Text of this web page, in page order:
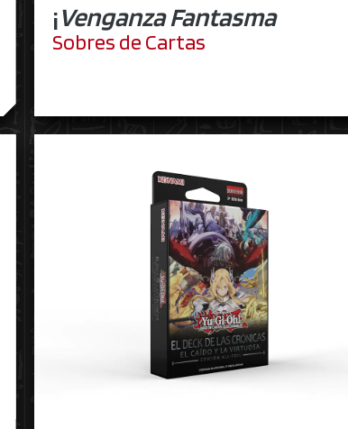
¡Venganza Fantasma
Sobres de Cartas